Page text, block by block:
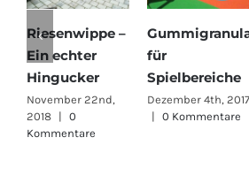
Riesenwippe –
Ein echter
Hingucker
November 22nd,
2018 | 0
Kommentare
Gummigranulat
für
Spielbereiche
Dezember 4th, 2017
0 Kommentare